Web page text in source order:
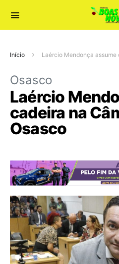
Início Laércio Mendonça assume
Osasco
Laércio
cadeira na
Osasco